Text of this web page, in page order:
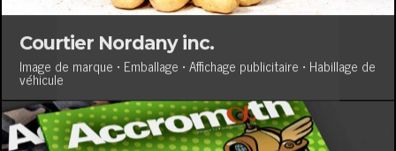
Courtier Nordany inc.
Image de marque • Emballage • Affichage publicitaire • Habillage de
véhicule